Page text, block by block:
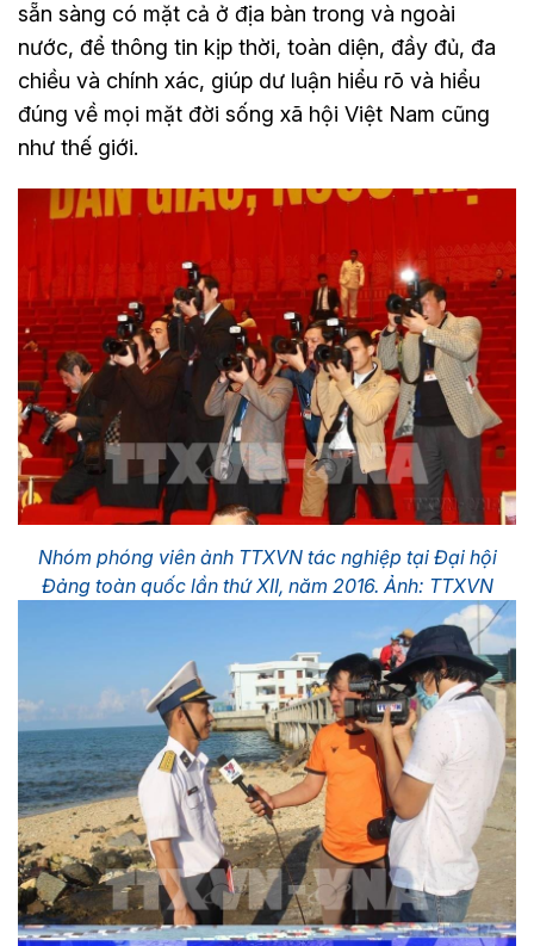
sẵn sàng có mặt cả ở địa bàn trong và ngoài
nước, để thông tin kịp thời, toàn diện, đầy đủ, đa
chiều và chính xác, giúp dư luận hiểu rõ và hiểu
đúng về mọi mặt đời sống xã hội Việt Nam cũng
như thế giới.
Nhóm phóng viên ảnh TTXVN tác nghiệp tại Đại hội
Đảng toàn quốc lần thứ XII, năm 2016. Ảnh: TTXVN